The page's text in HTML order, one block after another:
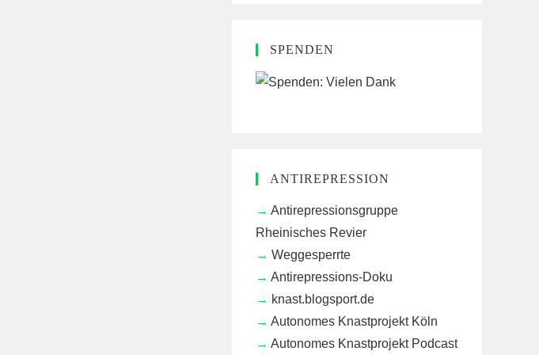
SPENDEN
ANTIREPRESSION
Antirepressionsgruppe
Rheinisches Revier
Weggesperrte
Antirepressions-Doku
knast.blogsport.de
Autonomes Knastprojekt Köln
Autonomes Knastprojekt Podcast